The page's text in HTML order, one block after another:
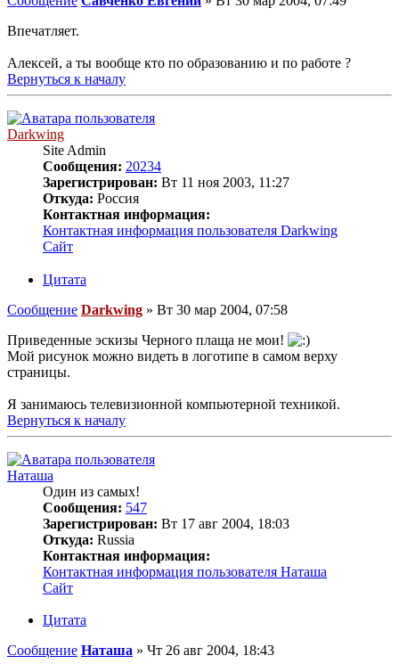
Впечатляет.
Алексей, а ты вообще кто по образованию и по работе ?
Вернуться к началу
Darkwing
Site Admin
Сообщения: 20234
Зарегистрирован: Вт 11 ноя 2003, 11:27
Откуда: Россия
Контактная информация:
Контактная информация пользователя Darkwing
Сайт
Цитата
Сообщение Darkwing » Вт 30 мар 2004, 07:58
Приведенные эскизы Черного плаща не мои!
Мой рисунок можно видеть в логотипе в самом верху
страницы.
Я занимаюсь телевизионной компьютерной техникой.
Вернуться к началу
Наташа
Один из самых!
Сообщения: 547
Зарегистрирован: Вт 17 авг 2004, 18:03
Откуда: Russia
Контактная информация:
Контактная информация пользователя Наташа
Сайт
Цитата
Сообщение Наташа » Чт 26 авг 2004, 18:43